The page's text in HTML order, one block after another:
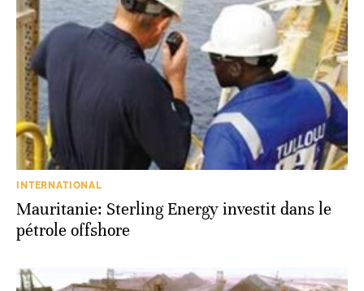
INTERNATIONAL
Mauritanie: Sterling Energy investit dans le
pétrole offshore